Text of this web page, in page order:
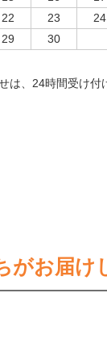
8 9 10
15 16
29 30